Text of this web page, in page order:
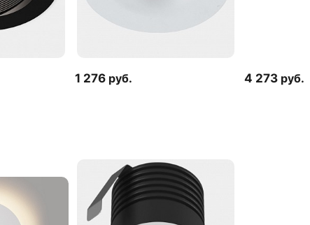
1 276 руб. 4 273 руб.